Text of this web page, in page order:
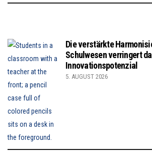
Die verstärkte
Schulwesen verringert
Innovationspotenzial
5. AUGUST 2026